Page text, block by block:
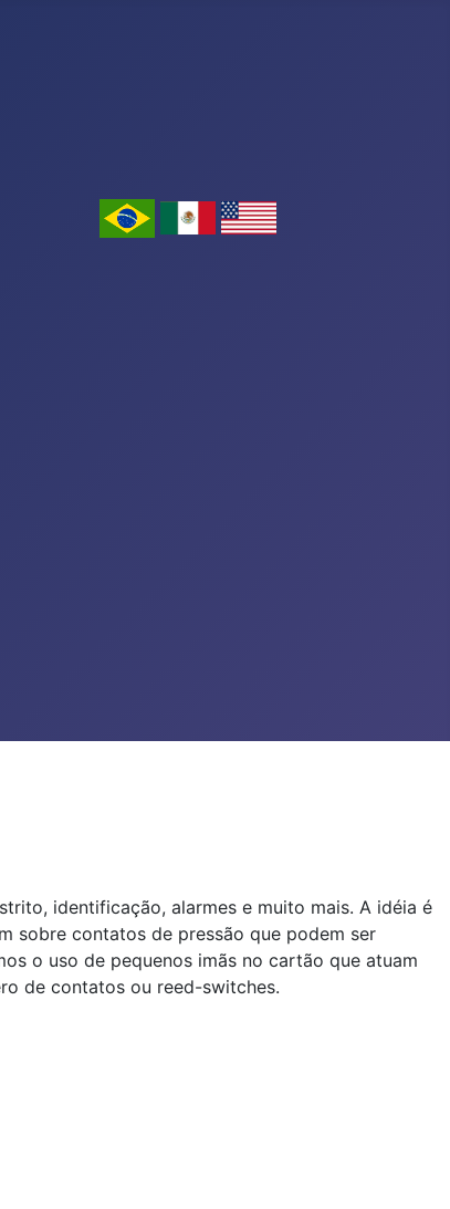
identificação, alarmes e muito mais. A idéia é
sobre contatos de pressão que podem ser
o uso de pequenos imãs no cartão que atuam
de contatos ou reed-switches.